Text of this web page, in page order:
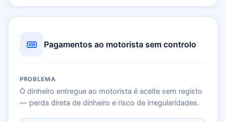
Pagamentos ao motorista sem controlo
PROBLEMA
O dinheiro entregue ao motorista é aceite sem registo
— perda direta de dinheiro e risco de irregularidades.